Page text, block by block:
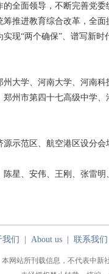
面领导，不断完善党委
推进教育综合改革，全
现“两个确保”、谱写新
学、河南大学、河南科
州市第四十七高级中学
示范区、航空港区设分会
、安伟、王刚、张雷明
我们 About us| 联系我们
本网站所刊载信息，不代表中新